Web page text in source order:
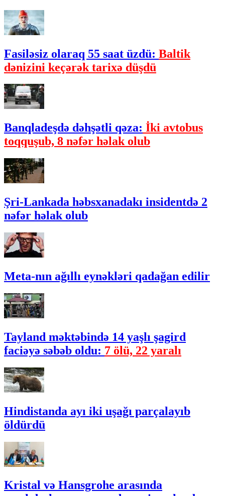
Fasiləsiz olaraq 55 saat üzdü: Baltik
dənizini keçərək tarixə düşdü
Banqladeşdə dəhşətli qəza: İki avtobus
toqquşub, 8 nəfər həlak olub
Şri-Lankada həbsxanadakı insidentdə 2
nəfər həlak olub
Meta-nın ağıllı eynəkləri qadağan edilir
Tayland məktəbində 14 yaşlı şagird
faciəyə səbəb oldu: 7 ölü, 22 yaralı
Hindistanda ayı iki uşağı parçalayıb
öldürdü
Kristal və Hansgrohe arasında